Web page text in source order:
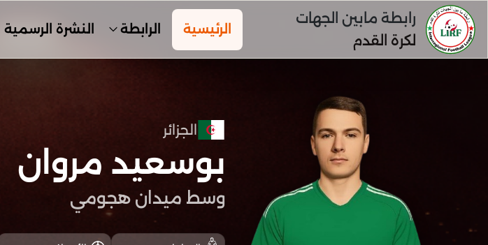
رابطة مابين الجهات
لكرة القدم
الرئيسية الرابطة النشرة الرسمية
الجزائر
بوسعيد مروان
وسط ميدان هجومي